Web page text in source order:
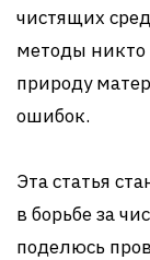
чистящих
методы никто
природу
ошибок.
Эта статья
в борьбе за
поделюсь